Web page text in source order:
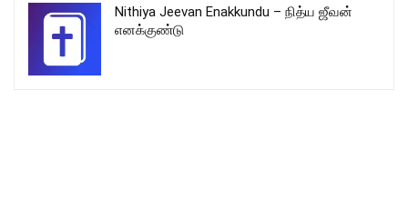
Nithiya Jeevan Enakkundu – நித்ய ஜீவன்
எனக்குண்டு